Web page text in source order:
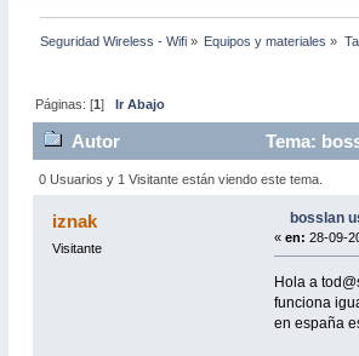
Seguridad Wireless - Wifi» Equipos y materiales »
Páginas: [1] Ir Abajo
Autor Tema:
0 Usuarios y 1 Visitante están viendo este tema.
iznak
Visitante
bosslan
«en: 28-09-
Hola a
funciona
en españa